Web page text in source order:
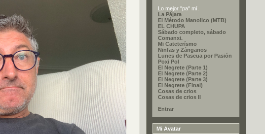
Lo mejor "pa" mí.
La Pájara
El Método Manolico (MTB)
EL CHUPA
Sábado completo, sábado
Comanxi.
Mi Cateterísmo
Ninfas y Zánganos
Lunes de Pascua por Pasión
Poxi Pol
El Negrete (Parte 1)
El Negrete (Parte 2)
El Negrete (Parte 3)
El Negrete (Final)
Cosas de crios
Cosas de crios II
Entrar
Mi Avatar